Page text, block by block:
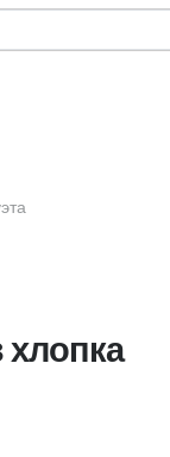
хлопка